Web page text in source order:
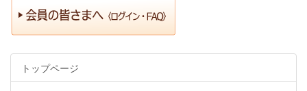
トップページ